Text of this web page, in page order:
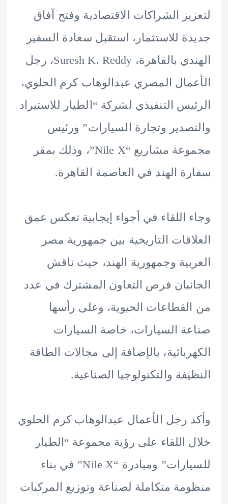
الشراكات الاقتصادية وفتح آفاق
للاستثمار، استقبل سعادة السفير
الهندي بالقاهرة، Suresh K. Reddy، رجل
المصري عبدالوهاب كرم الحلوي،
التنفيذي لشركة “الطيار للاستيراد
وتجارة السيارات” ورئيس
مجموعة مشاريع “Nile X”، وذلك بمقر
الهند في العاصمة القاهرة.
اللقاء في أجواء إيجابية تعكس عمق
التاريخية بين جمهورية مصر
وجمهورية الهند، حيث ناقش
فرص التعاون المشترك في عدد
الحيوية، وعلى رأسها
السيارات، خاصة السيارات
بالإضافة إلى مجالات الطاقة
والتكنولوجيا الصناعية.
رجل الأعمال عبدالوهاب كرم الحلوي
اللقاء على رؤية مجموعة “الطيار
للسيارات” ومبادرة “Nile X” في بناء
متكاملة لصناعة وتوزيع المركبات